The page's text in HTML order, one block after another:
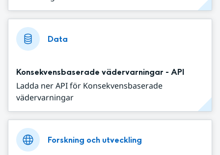
Data
Konsekvensbaserade vädervarningar - API
Ladda ner API för Konsekvensbaserade
vädervarningar
Forskning och utveckling